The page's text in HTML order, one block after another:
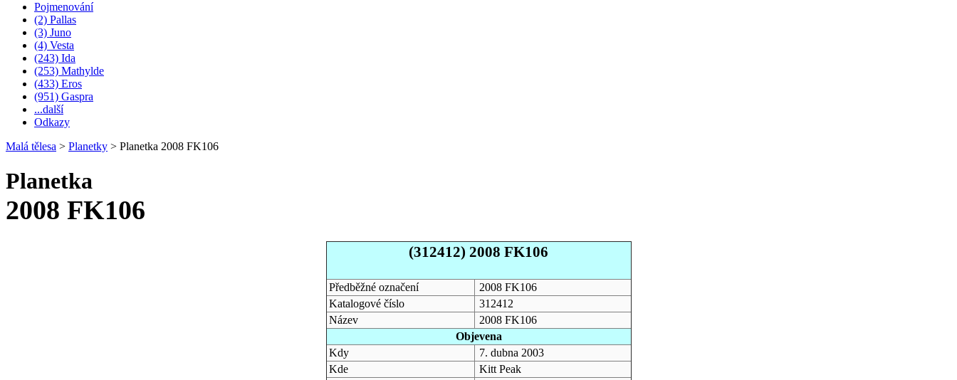
Pojmenování
(2) Pallas
(3) Juno
(4) Vesta
(243) Ida
(253) Mathylde
(433) Eros
(951) Gaspra
...další
Odkazy
Malá tělesa > Planetky > Planetka 2008 FK106
Planetka
2008 FK106
(312412) 2008 FK106
Předběžné označení
2008 FK106
Katalogové číslo
312412
Název
2008 FK106
Objevena
Kdy
7. dubna 2003
Kde
Kitt Peak